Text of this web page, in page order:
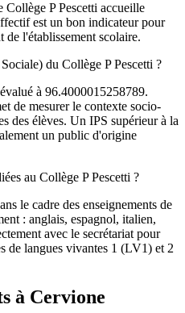
P Pescetti accueille
est un bon indicateur pour
l'établissement scolaire.
du Collège P Pescetti ?
à 96.4000015258789.
de mesurer le contexte socio-
des élèves. Un IPS supérieur à la
un public d'origine
au Collège P Pescetti ?
le cadre des enseignements de
: anglais, espagnol, italien,
avec le secrétariat pour
de langues vivantes 1 (LV1) et 2
à Cervione